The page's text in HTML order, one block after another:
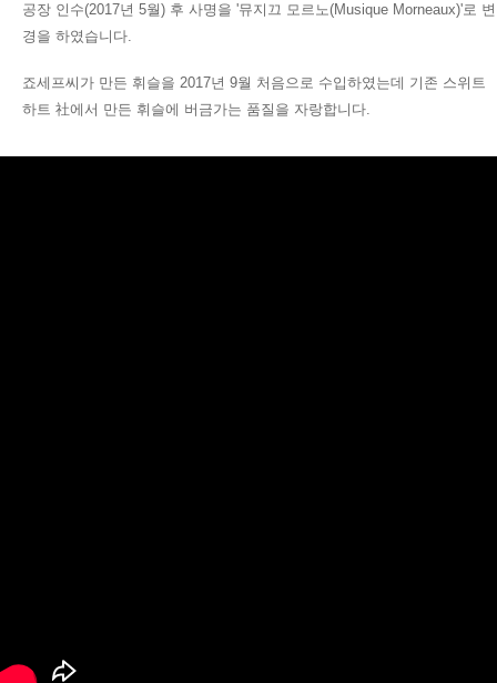
공장 인수(2017년 5월) 후 사명을 '뮤지끄 모르노(Musique Morneaux)'로 변
경을 하였습니다.
죠세프씨가 만든 휘슬을 2017년 9월 처음으로 수입하였는데 기존 스위트
하트 社에서 만든 휘슬에 버금가는 품질을 자랑합니다.